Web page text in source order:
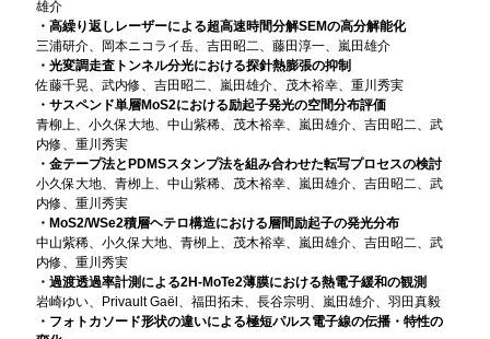
雄介
・高繰り返しレーザーによる超高速時間分解SEMの高分解能化
三浦研介、岡本ニコライ岳、吉田昭二、藤田淳一、嵐田雄介
・光変調走査トンネル分光における探針熱膨張の抑制
佐藤千晃、武内修、吉田昭二、嵐田雄介、茂木裕幸、重川秀実
・サスペンド単層MoS2における励起子発光の空間分布評価
青柳上、小久保大地、中山紫稀、茂木裕幸、嵐田雄介、吉田昭二、武
内修、重川秀実
・金テープ法とPDMSスタンプ法を組み合わせた転写プロセスの検討
小久保大地、青栁上、中山紫稀、茂木裕幸、嵐田雄介、吉田昭二、武
内修、重川秀実
・MoS2/WSe2積層ヘテロ構造における層間励起子の発光分布
中山紫稀、小久保大地、青栁上、茂木裕幸、嵐田雄介、吉田昭二、武
内修、重川秀実
・過渡透過率計測による2H-MoTe2薄膜における熱電子緩和の観測
岩崎ゆい、Privault Gaël、福田拓未、長谷宗明、嵐田雄介、羽田真毅
・フォトカソード形状の違いによる極短パルス電子線の伝播・特性の